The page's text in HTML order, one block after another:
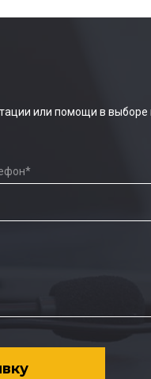
или помощи в выборе